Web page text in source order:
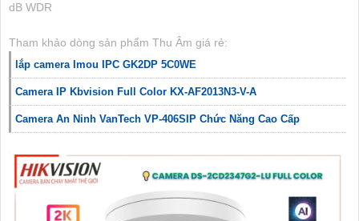
dB WDR
Tham khảo dòng sản phẩm Thu Âm giá rẻ:
lắp camera Imou IPC GK2DP 5C0WE
Camera IP Kbvision Full Color KX-AF2013N3-V-A
Camera An Ninh VanTech VP-406SIP Chức Năng Cao Cấp